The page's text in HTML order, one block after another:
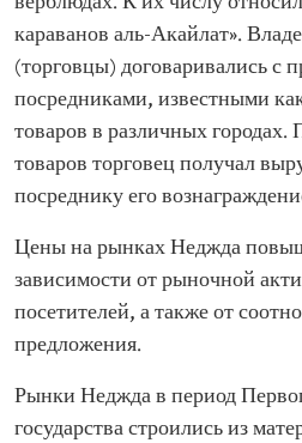
караванов аль-Акайлат».
(торговцы) договаривались с
посредниками, известными
товаров в различных городах.
товаров торговец получал
посреднику его
Цены на рынках Неджда
зависимости от рыночной
посетителей, а также от
предложения.
Рынки Неджда в период
государства строились из